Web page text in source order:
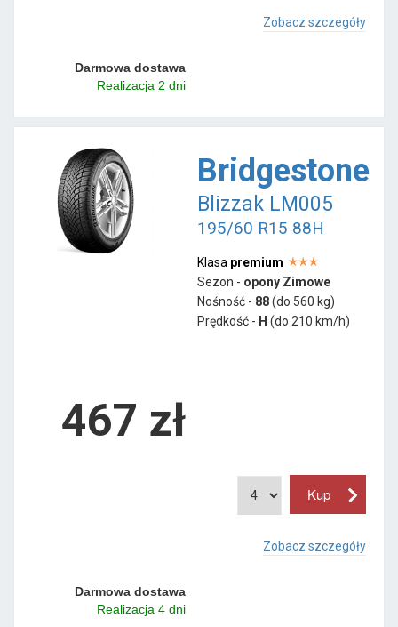
Zobacz szczegóły
Darmowa dostawa
Realizacja 2 dni
Bridgestone
Blizzak LM005
195/60 R15 88H
Klasa premium
Sezon - opony Zimowe
Nośność - 88(do 560 kg)
Prędkość - H (do 210 km/h)
467 zł
Zobacz szczegóły
Darmowa dostawa
Realizacja 4 dni